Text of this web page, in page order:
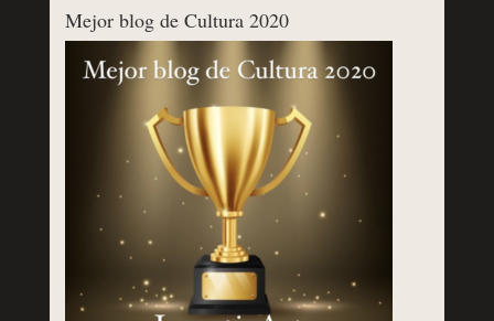
Mejor blog de Cultura 2020